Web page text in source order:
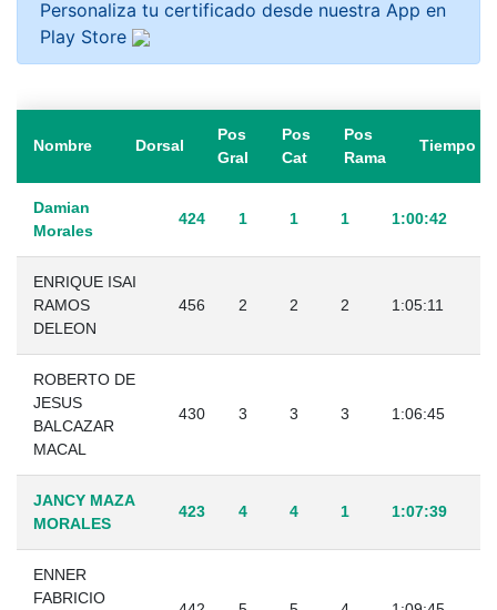
Personaliza tu certificado desde nuestra App en
Play Store
Nombre Dorsal
Pos
Gral
Pos
Cat
Pos
Rama
Tiempo
Damian
Morales
424 1 1 1 1:00:42
ENRIQUE ISAI
RAMOS
DELEON
456 2 2 2 1:05:11
ROBERTO DE
JESUS
BALCAZAR
MACAL
430 3 3 3 1:06:45
JANCY MAZA
MORALES
423 4 4 1 1:07:39
ENNER
FABRICIO